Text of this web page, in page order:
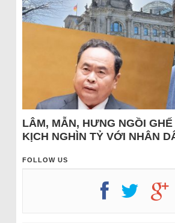
LÂM, MẪN, HƯNG NGỒI
KỊCH NGHÌN TỶ VỚI NHÂN
FOLLOW US